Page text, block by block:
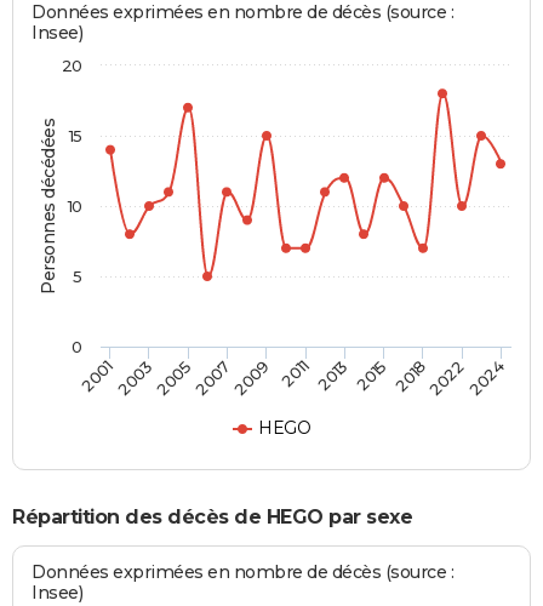
Personnes décédées
Données exprimées en nombre de décès (source :
Insee)
HEGO
20012003200520072009 2011 2013 2015 201820222024
0
5
10
15
20
Répartition des décès de HEGO par sexe
Données exprimées en nombre de décès (source :
Insee)